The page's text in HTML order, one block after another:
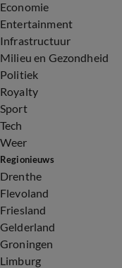
Economie
Entertainment
Infrastructuur
Milieu en Gezondheid
Politiek
Royalty
Sport
Tech
Weer
Regionieuws
Drenthe
Flevoland
Friesland
Gelderland
Groningen
Limburg